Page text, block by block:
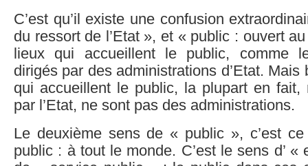
C’est qu’il existe une confusion
du ressort de l’Etat », et « public : ouvert
lieux qui accueillent le public, comme
dirigés par des administrations d’Etat. Mais
qui accueillent le public, la plupart en fait,
par l’Etat, ne sont pas des administrations.
Le deuxième sens de « public », c’est
public : à tout le monde. C’est le sens d’ «